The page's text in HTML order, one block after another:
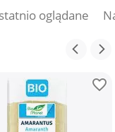
oglądane